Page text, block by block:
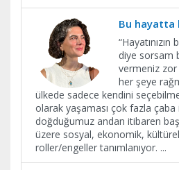
Bu hayatta
diye sorsam
vermeniz zor
her şeye
ülkede sadece kendini
olarak yaşaması çok fazla
doğduğumuz andan itibaren
üzere sosyal, ekonomik,
roller/engeller tanımlanıyor. ...